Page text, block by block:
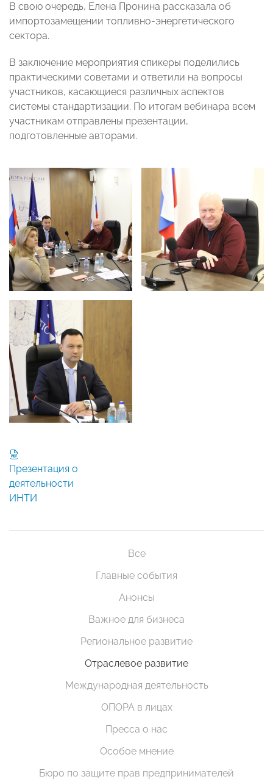
В свою очередь, Елена Пронина рассказала об
импортозамещении топливно-энергетического
сектора.
В заключение мероприятия спикеры поделились
практическими советами и ответили на вопросы
участников, касающиеся различных аспектов
системы стандартизации. По итогам вебинара всем
участникам отправлены презентации,
подготовленные авторами.
Презентация о
деятельности
ИНТИ
Все
Главные события
Анонсы
Важное для бизнеса
Региональное развитие
Отраслевое развитие
Международная деятельность
ОПОРА в лицах
Пресса о нас
Особое мнение
Бюро по защите прав предпринимателей